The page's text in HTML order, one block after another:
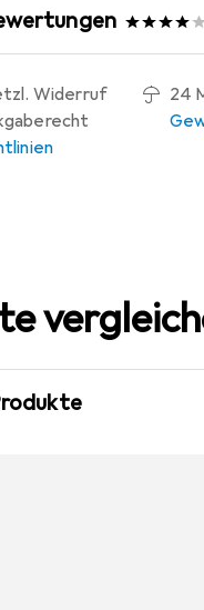
Widerruf
24